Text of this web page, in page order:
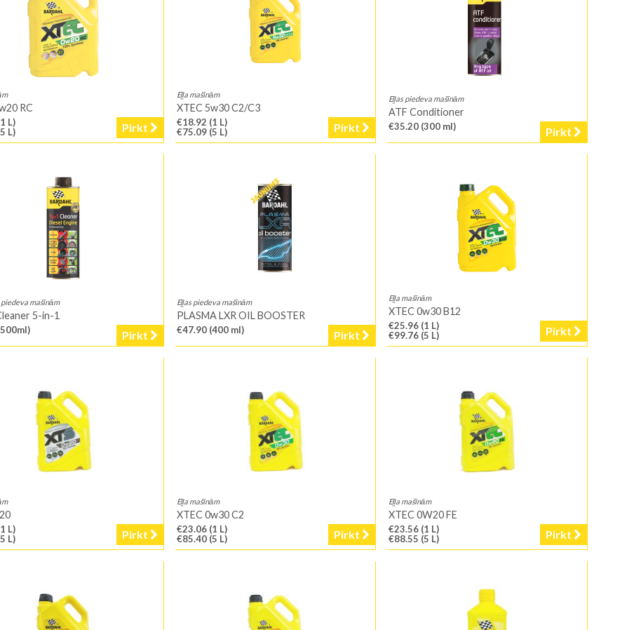
RC
L)
L) Pirkt
Eļļa mašīnām
XTEC 5w30 C2/C3
€18.92 (1 L)
€75.09 (5 L) Pirkt
Eļļas piedeva mašīnām
ATF Conditioner
€35.20 (300 ml) Pirkt
mašīnām
5-in-1
Pirkt
Eļļas piedeva mašīnām
PLASMA LXR OIL BOOSTER
€47.90 (400 ml) Pirkt
Eļļa mašīnām
XTEC 0w30 B12
€25.96 (1 L)
€99.76 (5 L) Pirkt
L)
L) Pirkt
Eļļa mašīnām
XTEC 0w30 C2
€23.06 (1 L)
€85.40 (5 L) Pirkt
Eļļa mašīnām
XTEC 0W20 FE
€23.56 (1 L)
€88.55 (5 L) Pirkt